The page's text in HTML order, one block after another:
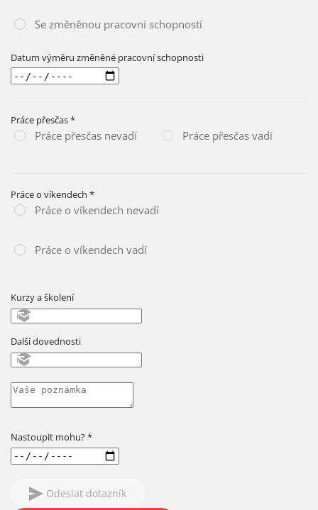
Se změněnou pracovní schopností
Datum výměru změněné pracovní schopnosti
Práce přesčas*
Práce přesčas nevadí Práce přesčas vadí
Práce o víkendech *
Práce o víkendech nevadí
Práce o víkendech vadí
Kurzy a školení
Další dovednosti
Nastoupit mohu?*
Odeslat dotazník